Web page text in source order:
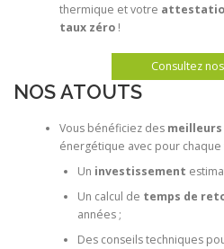
thermique et votre
taux zéro!
Consultez
NOS ATOUTS
Vous bénéficiez des
énergétique avec pour chaque
Un investissement
Un calcul de temps de
années ;
Des conseils techniques